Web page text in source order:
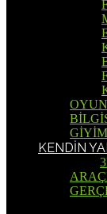
OYUN
GİYİM
KENDİN